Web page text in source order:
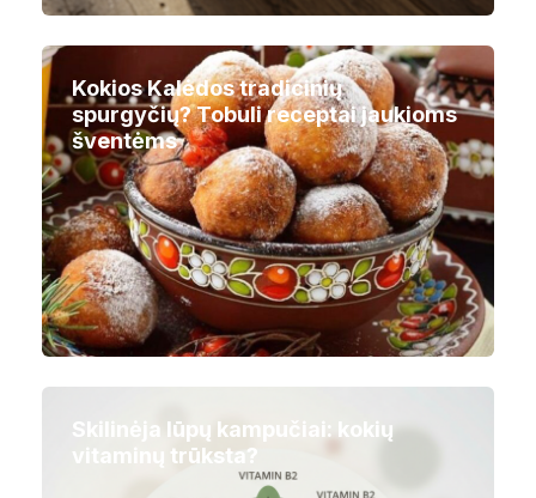
Kokios Kalėdos tradicinių
spurgyčių? Tobuli receptai jaukioms
šventėms
Skilinėja lūpų kampučiai: kokių
vitaminų trūksta?